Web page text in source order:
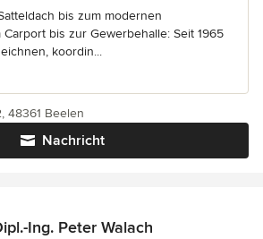
bis zum modernen
Carport bis zur Gewerbehalle: Seit 1965
koordin...
Nachricht
48361 Beelen
Ing. Peter Walach